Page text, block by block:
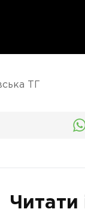
ТГ
Читати